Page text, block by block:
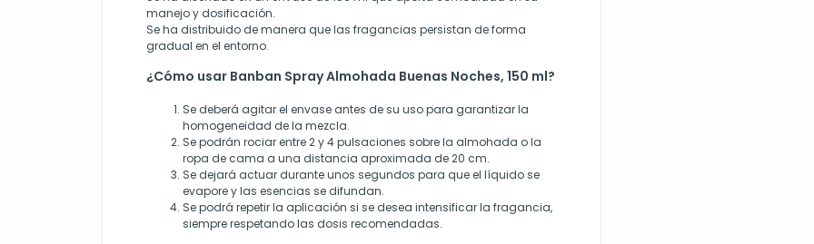
manejo y dosificación.
Se ha distribuido de manera que las fragancias persistan de forma
gradual en el entorno.
¿Cómo usar Banban Spray Almohada Buenas Noches, 150 ml?
Se deberá agitar el envase antes de su uso para garantizar la
homogeneidad de la mezcla.
Se podrán rociar entre 2 y 4 pulsaciones sobre la almohada o la
ropa de cama a una distancia aproximada de 20 cm.
Se dejará actuar durante unos segundos para que el líquido se
evapore y las esencias se difundan.
Se podrá repetir la aplicación si se desea intensificar la fragancia,
siempre respetando las dosis recomendadas.